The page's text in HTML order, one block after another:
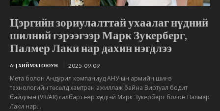
Цэргийн зориулалттай ухаалаг нүдний
шилний гэрээгээр Марк Зукерберг,
Палмер Лаки нар дахин нэгдлээ
AI | ХИЙМЭЛ ОЮУН 2025-09-09
Мета болон Андурил компаниуд АНУ-ын армийн шинэ
технологийн төсөлд хамтран ажиллаж байна Виртуал бодит
байдлын (VR/AR) салбарт нэр хүндтэй Марк Зукерберг болон Палмер
Лаки нар...